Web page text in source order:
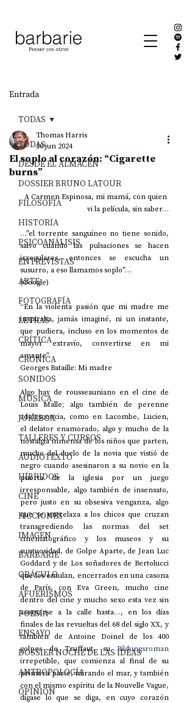
Entrada
TODAS
DESDE EL ALMACÉN
DOSSIER BRUNO LATOUR
FILOSOFÍA
HISTORIA
PSICOANÁLISIS
ENTREVISTAS
ARTE
FOTOGRAFÍA
LETRAS
CRÍTICA
CRÓNICA
SONIDOS
MÚSICA
JUKEBOX
TALLERES Y CURSOS
AUDIOTEXTO
HÍBRIDOS
CINE
FICCIONES
IMAGEN
BARBARIE
ORÁCULO
AFUERISMOS
POESÍA
ENSAYO
DOSSIER NOCHE DE LAS IDEAS
ANTROPOLOGÍA
OPINIÓN
TODAS
El soplo al corazón: “Cigarette
burns”
Thomas Harris
10 jun 2024
A Carmen Espinosa, mi mamá, con quien
vi la película, sin saber…
…”el torrente sanguíneo no tiene sonido,
salvo cuando las pulsaciones se hacen
irregulares, entonces se escucha un
susurro, a eso llamamos soplo”…
(Google)
“En la violenta pasión que mi madre me
inspiraba, jamás imaginé, ni un instante,
que pudiera, incluso en los momentos de
mayor extravío, convertirse en mi
amante”.
Georges Bataille: Mi madre
Algo hay de rousseauniano en el cine de
Louis Malle; algo también de perenne
adolescencia, como en Lacombe, Lucien,
el delator enamorado, algo y mucho de la
nostalgia inmensa de los niños que parten,
mucho del duelo de la novia que vistió de
negro cuando asesinaron a su novio en la
puerta de la iglesia por un juego
irresponsable, algo también de insensato,
pero justo en su obsesiva venganza, algo
que se entrelaza a los chicos que cruzan
transgrediendo las normas del set
cinematográfico y los museos y su
suntuosidad, de Golpe Aparte, de Jean Luc
Goddard y de Los soñadores de Bertolucci
que los emulan, encerrados en una casona
de París, con Eva Green, mucho cine
dentro del cine y mucho sexo esta vez sin
asomarse a la calle hasta…, en los días
finales de las revueltas del 68 del siglo XX, y
también de Antoine Doinel de los 400
golpes de Truffaut, su
irrepetible, que comienza al final de su
primera parte, mirando el mar, y también
con el mismo espíritu de la Nouvelle Vague,
dígase lo que se diga, en cuyo corazón